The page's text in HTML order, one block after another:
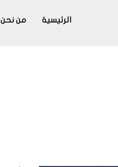
الرئيسية من نحن